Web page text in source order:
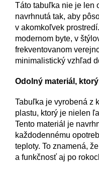
Táto tabuľka nie je len
navrhnutá tak, aby
v akomkoľvek
modernom byte, v
frekventovanom
minimalistický vzhľad
Odolný materiál,
Tabuľka je vyrobená z
plastu, ktorý je nielen
Tento materiál je
každodennému
teploty. To znamená,
a funkčnosť aj po